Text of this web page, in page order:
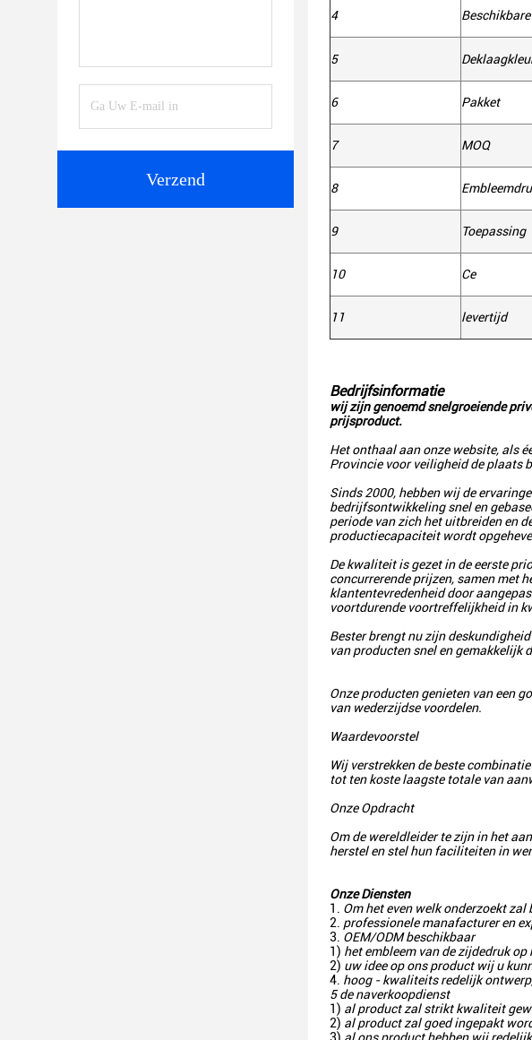
Verzend
4
5
6
Pakket
7 MOQ
8
9 Toepassing
10 Ce
11 levertijd
Bedrijfsinformatie
wij zijn genoemd snelgroeiende
prijsproduct.
Het onthaal aan onze website, als
Provincie voor veiligheid de plaats
Sinds 2000, hebben wij de
bedrijfsontwikkeling snel en
periode van zich het uitbreiden en
productiecapaciteit wordt
De kwaliteit is gezet in de eerste
concurrerende prijzen, samen met
klantentevredenheid door
voortdurende voortreffelijkheid in
Bester brengt nu zijn
van producten snel en gemakkelijk
Onze producten genieten van een
van wederzijdse voordelen.
Waardevoorstel
Wij verstrekken de beste
tot ten koste laagste totale van
Onze Opdracht
Om de wereldleider te zijn in het
herstel en stel hun faciliteiten in
Onze Diensten
1. Om het even welk onderzoekt
2. professionele manafacturer en
3. OEM/ODM beschikbaar
1) het embleem van de zijdedruk op
2) uw idee op ons product wij u
4. hoog - kwaliteits redelijk
5 de naverkoopdienst
1) al product zal strikt kwaliteit
2) al product zal goed ingepakt